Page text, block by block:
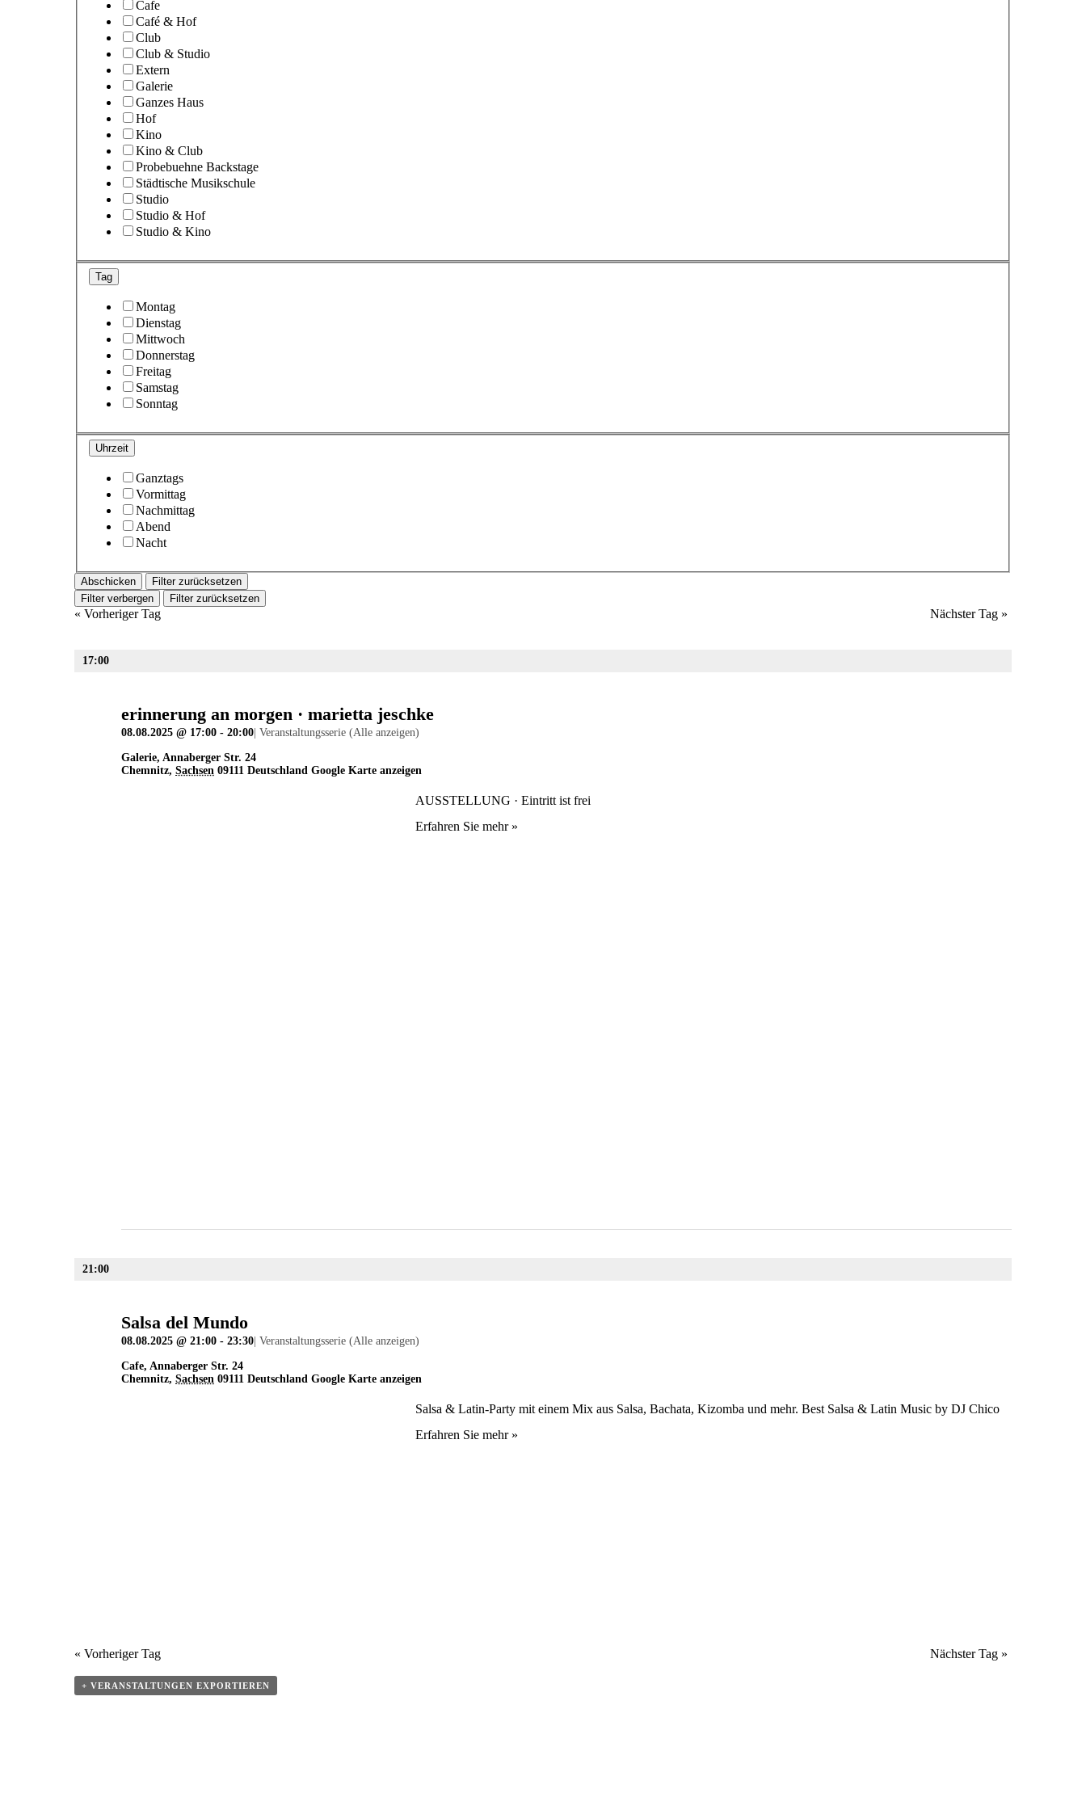
Cafe
Café & Hof
Club
Club & Studio
Extern
Galerie
Ganzes Haus
Hof
Kino
Kino & Club
Probebuehne Backstage
Städtische Musikschule
Studio
Studio & Hof
Studio & Kino
Tag
Montag
Dienstag
Mittwoch
Donnerstag
Freitag
Samstag
Sonntag
Uhrzeit
Ganztags
Vormittag
Nachmittag
Abend
Nacht
Filter zurücksetzen
Filter verbergen
Filter zurücksetzen
« Vorheriger Tag Nächster Tag »
17:00
erinnerung an morgen · marietta jeschke
08.08.2025 @ 17:00 - 20:00 Veranstaltungsserie (Alle anzeigen)
Galerie, Annaberger Str. 24
Chemnitz, Sachsen 09111 Deutschland Google Karte anzeigen
AUSSTELLUNG · Eintritt ist frei
Erfahren Sie mehr »
21:00
Salsa del Mundo
08.08.2025 @ 21:00 - 23:30 Veranstaltungsserie (Alle anzeigen)
Cafe, Annaberger Str. 24
Chemnitz, Sachsen 09111 Deutschland Google Karte anzeigen
Salsa & Latin-Party mit einem Mix aus Salsa, Bachata, Kizomba und mehr. Best Salsa & Latin Music by DJ Chico
Erfahren Sie mehr »
« Vorheriger Tag Nächster Tag »
+ VERANSTALTUNGEN EXPORTIEREN